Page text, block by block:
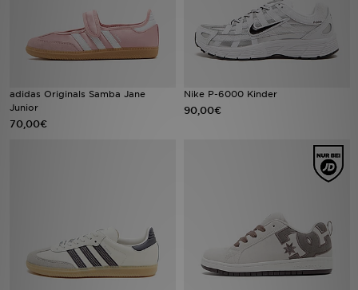
adidas Originals Samba Jane
Junior
70,00€
Nike P-6000 Kinder
90,00€
Bestsellers
Fußball
Filialfinder